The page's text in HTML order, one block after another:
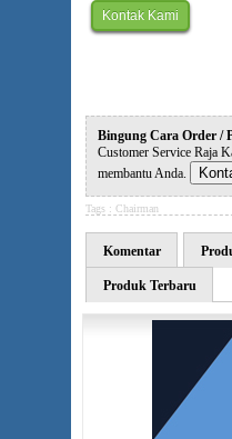
Kontak Kami
Bingung Cara Order /
Customer Service Raja
membantu Anda.
Tags : Chairman
Komentar
Produk Terbaru